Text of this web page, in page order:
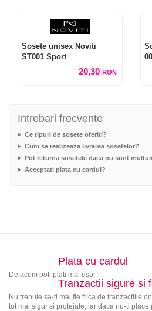
Sosete unisex Noviti
ST001 Sport
20,30 RON
Intrebari frecvente
Ce tipuri de sosete oferiti?
Cum se realizeaza livrarea sosetelor?
Pot returna sosetele daca nu sunt
Acceptati plata cu cardul?
Plata cu cardul
De acum poti plati mai usor
Tranzactii sigure si
Nu trebuie sa-ti mai fie frica de tranzactiile
tot mai sigur si protejate, iar daca nu-ti place